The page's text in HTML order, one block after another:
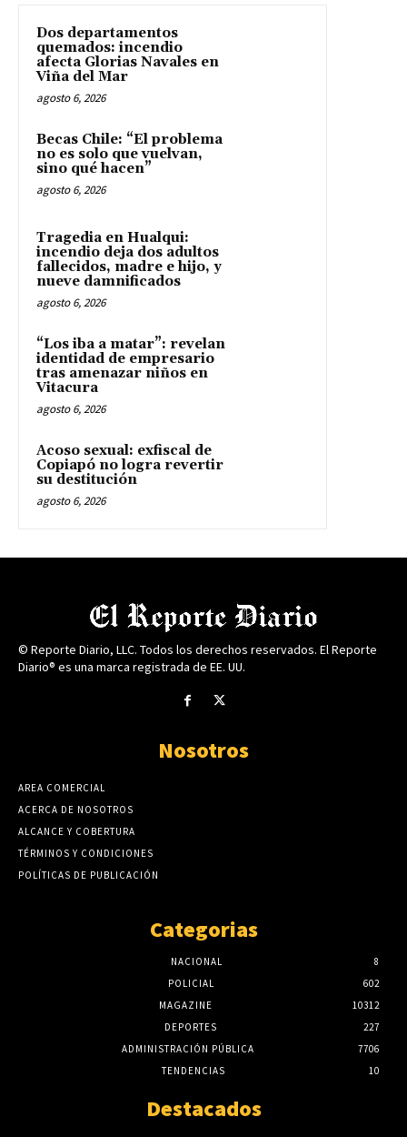
Dos departamentos
quemados: incendio
afecta Glorias Navales en
Viña del Mar
agosto 6, 2026
Becas Chile: “El problema
no es solo que vuelvan,
sino qué hacen”
agosto 6, 2026
Tragedia en Hualqui:
incendio deja dos adultos
fallecidos, madre e hijo, y
nueve damnificados
agosto 6, 2026
“Los iba a matar”: revelan
identidad de empresario
tras amenazar niños en
Vitacura
agosto 6, 2026
Acoso sexual: exfiscal de
Copiapó no logra revertir
su destitución
agosto 6, 2026
© Reporte Diario, LLC. Todos los derechos reservados. El Reporte
Diario® es una marca registrada de EE. UU.
Nosotros
AREA COMERCIAL
ACERCA DE NOSOTROS
ALCANCE Y COBERTURA
TÉRMINOS Y CONDICIONES
POLÍTICAS DE PUBLICACIÓN
Categorias
NACIONAL
8
POLICIAL
602
MAGAZINE
10312
DEPORTES
227
ADMINISTRACIÓN PÚBLICA
7706
TENDENCIAS
10
Destacados